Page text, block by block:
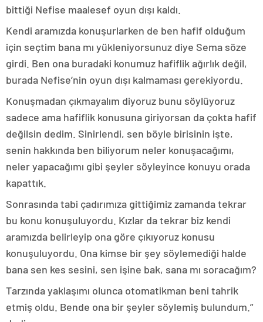
bittiği Nefise maalesef oyun dışı kaldı.
Kendi aramızda konuşurlarken de ben hafif olduğum
için seçtim bana mı yükleniyorsunuz diye Sema söze
girdi. Ben ona buradaki konumuz hafiflik ağırlık değil,
burada Nefise’nin oyun dışı kalmaması gerekiyordu.
Konuşmadan çıkmayalım diyoruz bunu söylüyoruz
sadece ama hafiflik konusuna giriyorsan da çokta hafif
değilsin dedim. Sinirlendi, sen böyle birisinin işte,
senin hakkında ben biliyorum neler konuşacağımı,
neler yapacağımı gibi şeyler söyleyince konuyu orada
kapattık.
Sonrasında tabi çadırımıza gittiğimiz zamanda tekrar
bu konu konuşuluyordu. Kızlar da tekrar biz kendi
aramızda belirleyip ona göre çıkıyoruz konusu
konuşuluyordu. Ona kimse bir şey söylemediği halde
bana sen kes sesini, sen işine bak, sana mı soracağım?
Tarzında yaklaşımı olunca otomatikman beni tahrik
etmiş oldu. Bende ona bir şeyler söylemiş bulundum.”